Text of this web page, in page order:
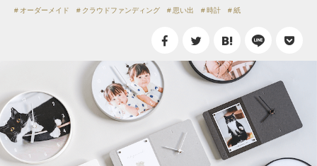
オーダーメイド クラウドファンディング 思い出 時計 紙